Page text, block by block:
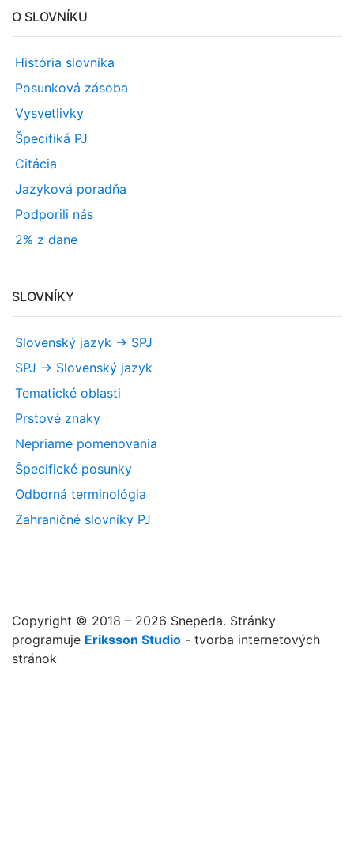
O SLOVNÍKU
História slovníka
Posunková zásoba
Vysvetlivky
Špecifiká PJ
Citácia
Jazyková poradňa
Podporili nás
2% z dane
SLOVNÍKY
Slovenský jazyk -> SPJ
SPJ -> Slovenský jazyk
Tematické oblasti
Prstové znaky
Nepriame pomenovania
Špecifické posunky
Odborná terminológia
Zahraničné slovníky PJ
Copyright © 2018 – 2026 Snepeda. Stránky
programuje Eriksson Studio - tvorba internetových
stránok